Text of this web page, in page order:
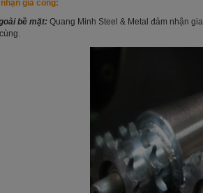
gia công:
bề mặt: Quang Minh Steel & Metal đảm nhận